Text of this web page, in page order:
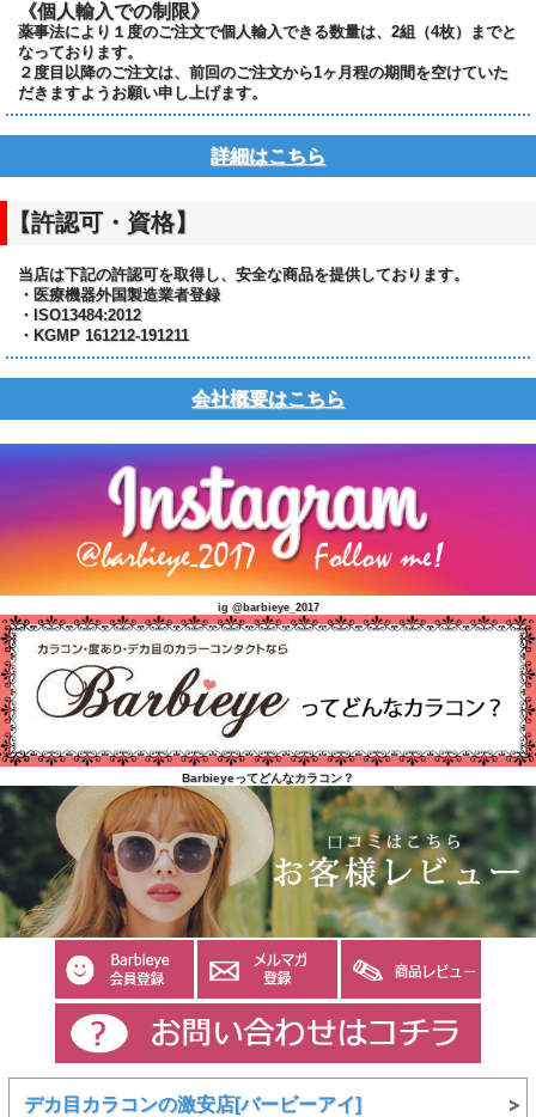
《個人輸入での制限》
薬事法により１度のご注文で個人輸入できる数量は、2組（4枚）までと
なっております。
２度目以降のご注文は、前回のご注文から1ヶ月程の期間を空けていた
だきますようお願い申し上げます。
詳細はこちら
【許認可・資格】
当店は下記の許認可を取得し、安全な商品を提供しております。
・医療機器外国製造業者登録
・ISO13484:2012
・KGMP 161212-191211
会社概要はこちら
ig @barbieye_2017
Barbieyeってどんなカラコン？
デカ目カラコンの激安店[バービーアイ]